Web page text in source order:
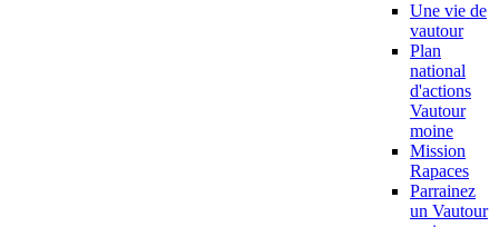
Une vie de
vautour
Plan
national
d'actions
Vautour
moine
Mission
Rapaces
Parrainez
un Vautour